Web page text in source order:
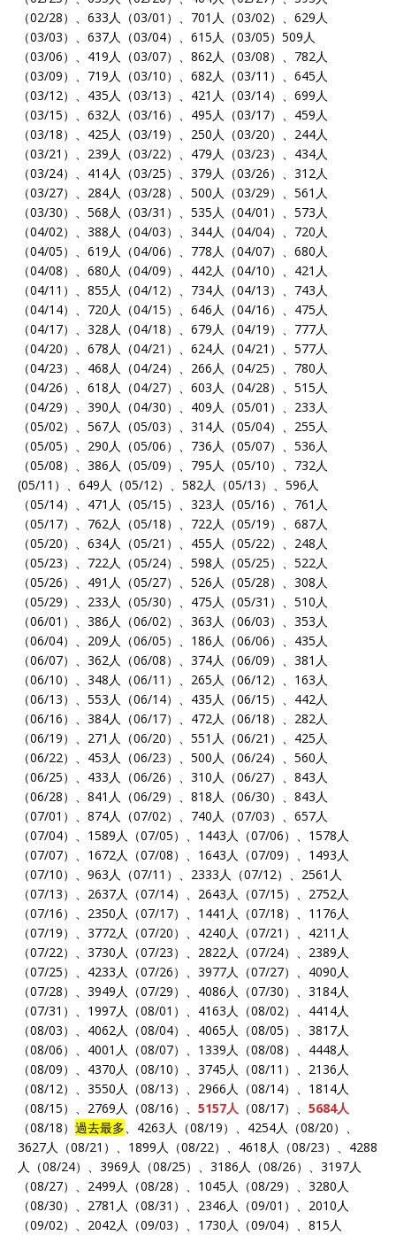
（02/28）、633人（03/01）、701人（03/02）、629人
（03/03）、637人（03/04）、615人（03/05）509人
（03/06）、419人（03/07）、862人（03/08）、782人
（03/09）、719人（03/10）、682人（03/11）、645人
（03/12）、435人（03/13）、421人（03/14）、699人
（03/15）、632人（03/16）、495人（03/17）、459人
（03/18）、425人（03/19）、250人（03/20）、244人
（03/21）、239人（03/22）、479人（03/23）、434人
（03/24）、414人（03/25）、379人（03/26）、312人
（03/27）、284人（03/28）、500人（03/29）、561人
（03/30）、568人（03/31）、535人（04/01）、573人
（04/02）、388人（04/03）、344人（04/04）、720人
（04/05）、619人（04/06）、778人（04/07）、680人
（04/08）、680人（04/09）、442人（04/10）、421人
（04/11）、855人（04/12）、734人（04/13）、743人
（04/14）、720人（04/15）、646人（04/16）、475人
（04/17）、328人（04/18）、679人（04/19）、777人
（04/20）、678人（04/21）、624人（04/21）、577人
（04/23）、468人（04/24）、266人（04/25）、780人
（04/26）、618人（04/27）、603人（04/28）、515人
（04/29）、390人（04/30）、409人（05/01）、233人
（05/02）、567人（05/03）、314人（05/04）、255人
（05/05）、290人（05/06）、736人（05/07）、536人
（05/08）、386人（05/09）、795人（05/10）、732人
(05/11）、649人（05/12）、582人（05/13）、596人
（05/14）、471人（05/15）、323人（05/16）、761人
（05/17）、762人（05/18）、722人（05/19）、687人
（05/20）、634人（05/21）、455人（05/22）、248人
（05/23）、722人（05/24）、598人（05/25）、522人
（05/26）、491人（05/27）、526人（05/28）、308人
（05/29）、233人（05/30）、475人（05/31）、510人
（06/01）、386人（06/02）、363人（06/03）、353人
（06/04）、209人（06/05）、186人（06/06）、435人
（06/07）、362人（06/08）、374人（06/09）、381人
（06/10）、348人（06/11）、265人（06/12）、163人
（06/13）、553人（06/14）、435人（06/15）、442人
（06/16）、384人（06/17）、472人（06/18）、282人
（06/19）、271人（06/20）、551人（06/21）、425人
（06/22）、453人（06/23）、500人（06/24）、560人
（06/25）、433人（06/26）、310人（06/27）、843人
（06/28）、841人（06/29）、818人（06/30）、843人
（07/01）、874人（07/02）、740人（07/03）、657人
（07/04）、1589人（07/05）、1443人（07/06）、1578人
（07/07）、1672人（07/08）、1643人（07/09）、1493人
（07/10）、963人（07/11）、2333人（07/12）、2561人
（07/13）、2637人（07/14）、2643人（07/15）、2752人
（07/16）、2350人（07/17）、1441人（07/18）、1176人
（07/19）、3772人（07/20）、4240人（07/21）、4211人
（07/22）、3730人（07/23）、2822人（07/24）、2389人
（07/25）、4233人（07/26）、3977人（07/27）、4090人
（07/28）、3949人（07/29）、4086人（07/30）、3184人
（07/31）、1997人（08/01）、4163人（08/02）、4414人
（08/03）、4062人（08/04）、4065人（08/05）、3817人
（08/06）、4001人（08/07）、1339人（08/08）、4448人
（08/09）、4370人（08/10）、3745人（08/11）、2136人
（08/12）、3550人（08/13）、2966人（08/14）、1814人
（08/15）、2769人（08/16）、 5157人 （08/17）、 5684人
（08/18） 過去最多、4263人（08/19）、4254人（08/20）、
3627人（08/21）、1899人（08/22）、4618人（08/23）、4288
人（08/24）、3969人（08/25）、3186人（08/26）、3197人
（08/27）、2499人（08/28）、1045人（08/29）、3280人
（08/30）、2781人（08/31）、2346人（09/01）、2010人
（09/02）、2042人（09/03）、1730人（09/04）、815人